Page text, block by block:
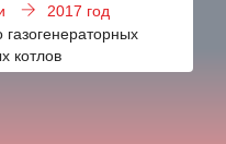
2017 год
газогенераторных
котлов